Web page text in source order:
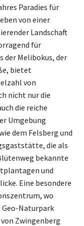
Paradies für
von einer
Landschaft
für
der Melibokus, der
bietet
von
nicht nur die
die reiche
Umgebung
dem Felsberg und
die als
bekannte
und
Eine besondere
wo
Geo-Naturpark
Zwingenberg